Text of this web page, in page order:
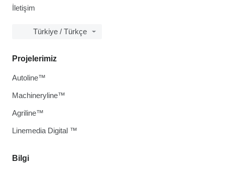
İletişim
Türkiye / Türkçe
Bilgi
Projelerimiz
Autoline™
Machineryline™
Agriline™
Linemedia Digital ™